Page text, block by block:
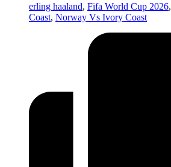
erling haaland, Fifa World Cup 2026,
Coast, Norway Vs Ivory Coast